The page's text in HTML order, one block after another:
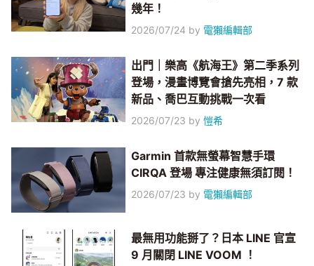
幾年！
2026/07/24 by 電獺編輯部
出門｜樂高《航海王》第二季系列
登場，漫畫博覽會搶先亮相，7 款
新品、喬巴互動挑戰一次看
2026/07/23 by愷希
Garmin 首款無螢幕智慧手環
CIRQA 登場 專注健康無須訂閱！
2026/07/23 by 電獺編輯部
最無用功能掰了？日本 LINE 官宣
9 月關閉 LINE VOOM ！